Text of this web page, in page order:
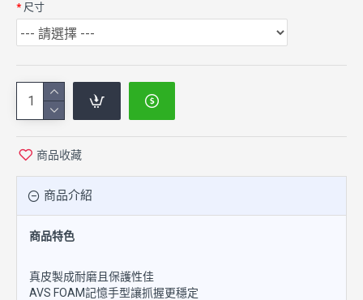
尺寸
商品收藏
商品介紹
商品特色
真皮製成耐磨且保護性佳
AVS FOAM記憶手型讓抓握更穩定